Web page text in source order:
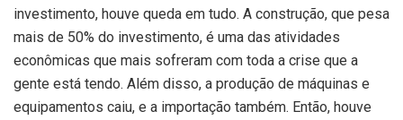
investimento, houve queda em tudo. A construção, que pesa
mais de 50% do investimento, é uma das atividades
econômicas que mais sofreram com toda a crise que a
gente está tendo. Além disso, a produção de máquinas e
equipamentos caiu, e a importação também. Então, houve